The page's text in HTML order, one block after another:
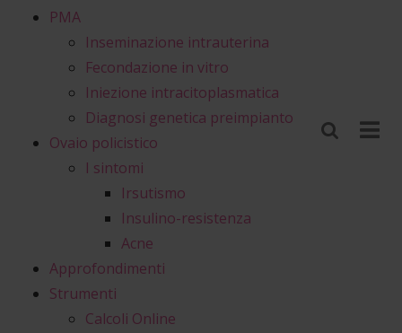
PMA
Inseminazione intrauterina
Fecondazione in vitro
Iniezione intracitoplasmatica
Diagnosi genetica preimpianto
Ovaio policistico
I sintomi
Irsutismo
Insulino-resistenza
Acne
Approfondimenti
Strumenti
Calcoli Online